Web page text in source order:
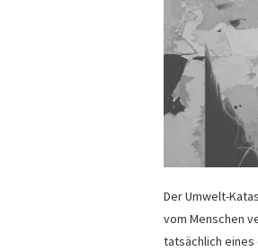
Der Umwelt-
vom Menschen
tatsächlich